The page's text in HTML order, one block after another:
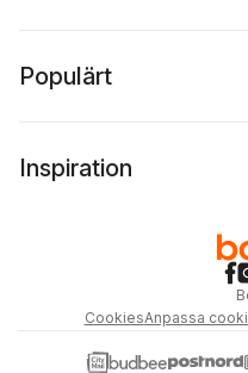
Populärt
Inspiration
CookiesAnpassa